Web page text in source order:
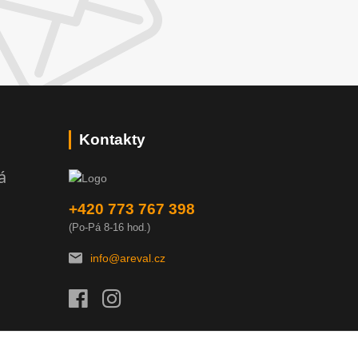
Kontakty
+420 773 767 398
(Po-Pá 8-16 hod.)
info@areval.cz